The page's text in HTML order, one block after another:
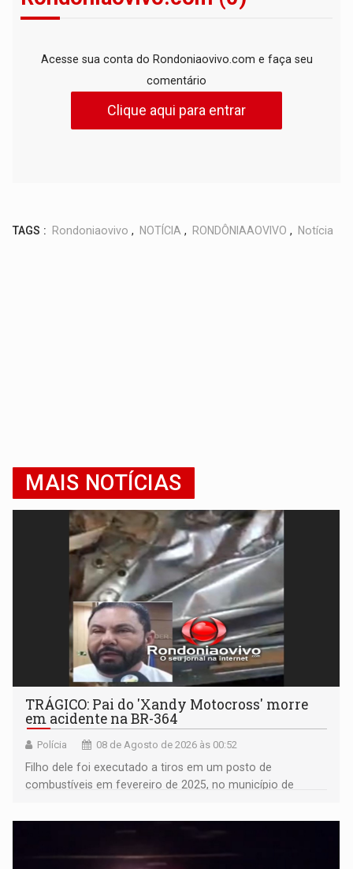
Acesse sua conta do Rondoniaovivo.com e faça seu
comentário
Clique aqui para entrar
TAGS : Rondoniaovivo , NOTÍCIA , RONDÔNIAAOVIVO , Notícia
MAIS NOTÍCIAS
TRÁGICO: Pai do 'Xandy Motocross' morre
em acidente na BR-364
Polícia 08 de Agosto de 2026 às 00:52
Filho dele foi executado a tiros em um posto de
combustíveis em fevereiro de 2025, no município de